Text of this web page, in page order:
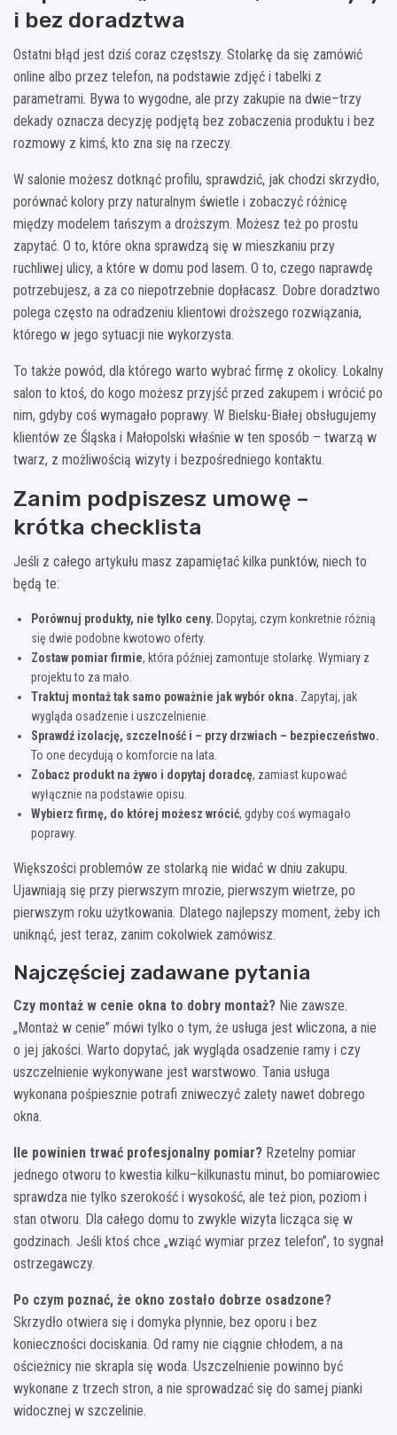
i bez doradztwa
Ostatni błąd jest dziś coraz częstszy. Stolarkę da się zamówić
online albo przez telefon, na podstawie zdjęć i tabelki z
parametrami. Bywa to wygodne, ale przy zakupie na dwie–trzy
dekady oznacza decyzję podjętą bez zobaczenia produktu i bez
rozmowy z kimś, kto zna się na rzeczy.
W salonie możesz dotknąć profilu, sprawdzić, jak chodzi skrzydło,
porównać kolory przy naturalnym świetle i zobaczyć różnicę
między modelem tańszym a droższym. Możesz też po prostu
zapytać. O to, które okna sprawdzą się w mieszkaniu przy
ruchliwej ulicy, a które w domu pod lasem. O to, czego naprawdę
potrzebujesz, a za co niepotrzebnie dopłacasz. Dobre doradztwo
polega często na odradzeniu klientowi droższego rozwiązania,
którego w jego sytuacji nie wykorzysta.
To także powód, dla którego warto wybrać firmę z okolicy. Lokalny
salon to ktoś, do kogo możesz przyjść przed zakupem i wrócić po
nim, gdyby coś wymagało poprawy. W Bielsku-Białej obsługujemy
klientów ze Śląska i Małopolski właśnie w ten sposób – twarzą w
twarz, z możliwością wizyty i bezpośredniego kontaktu.
Zanim podpiszesz umowę –
krótka checklista
Jeśli z całego artykułu masz zapamiętać kilka punktów, niech to
będą te:
Porównuj produkty, nie tylko ceny. Dopytaj, czym konkretnie różnią
się dwie podobne kwotowo oferty.
Zostaw pomiar firmie, która później zamontuje stolarkę. Wymiary z
projektu to za mało.
Traktuj montaż tak samo poważnie jak wybór okna. Zapytaj, jak
wygląda osadzenie i uszczelnienie.
Sprawdź izolację, szczelność i – przy drzwiach – bezpieczeństwo.
To one decydują o komforcie na lata.
Zobacz produkt na żywo i dopytaj doradcę, zamiast kupować
wyłącznie na podstawie opisu.
Wybierz firmę, do której możesz wrócić, gdyby coś wymagało
poprawy.
Większości problemów ze stolarką nie widać w dniu zakupu.
Ujawniają się przy pierwszym mrozie, pierwszym wietrze, po
pierwszym roku użytkowania. Dlatego najlepszy moment, żeby ich
uniknąć, jest teraz, zanim cokolwiek zamówisz.
Najczęściej zadawane pytania
Czy montaż w cenie okna to dobry montaż? Nie zawsze.
„Montaż w cenie” mówi tylko o tym, że usługa jest wliczona, a nie
o jej jakości. Warto dopytać, jak wygląda osadzenie ramy i czy
uszczelnienie wykonywane jest warstwowo. Tania usługa
wykonana pośpiesznie potrafi zniweczyć zalety nawet dobrego
okna.
Ile powinien trwać profesjonalny pomiar? Rzetelny pomiar
jednego otworu to kwestia kilku–kilkunastu minut, bo pomiarowiec
sprawdza nie tylko szerokość i wysokość, ale też pion, poziom i
stan otworu. Dla całego domu to zwykle wizyta licząca się w
godzinach. Jeśli ktoś chce „wziąć wymiar przez telefon”, to sygnał
ostrzegawczy.
Po czym poznać, że okno zostało dobrze osadzone?
Skrzydło otwiera się i domyka płynnie, bez oporu i bez
konieczności dociskania. Od ramy nie ciągnie chłodem, a na
ościeżnicy nie skrapla się woda. Uszczelnienie powinno być
wykonane z trzech stron, a nie sprowadzać się do samej pianki
widocznej w szczelinie.